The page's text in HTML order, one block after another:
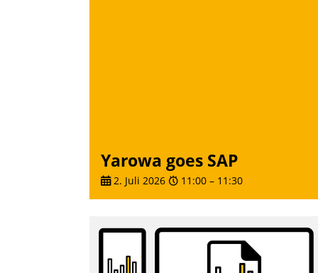
Yarowa goes SAP
2. Juli 2026 11:00 – 11:30